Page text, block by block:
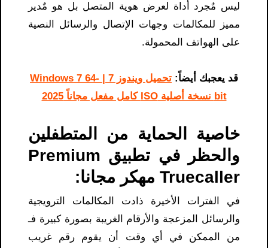
ليس مٌجرد أداة لعرض هوية المتصل بل هو مٌدير
مميز للمكالمات وجهات الإتصال والرسائل النصية
على الهواتف المحمولة.
قد يعجبك أيضاً:
تحميل ويندوز 7 | Windows 7 64-
bit نسخة أصلية ISO كامل مفعل مجاناً 2025
خاصية الحماية من المتطفلين
والحظر في تطبيق Premium
Truecaller مهكر مجانا:
في الفترات الأخيرة ذادت المكالمات الترويجية
والرسائل المزعجة والأرقام الغريبة بصورة كبيرة فـ
من الممكن في أي وقت أن يقوم رقم غريب